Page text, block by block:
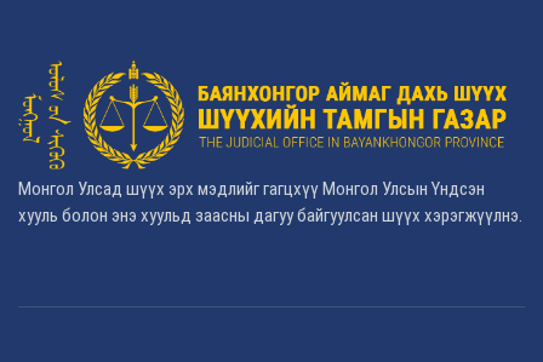
Монгол Улсад шүүх эрх мэдлийг гагцхүү Монгол Улсын Үндсэн
хууль болон энэ хуульд заасны дагуу байгуулсан шүүх хэрэгжүүлнэ.